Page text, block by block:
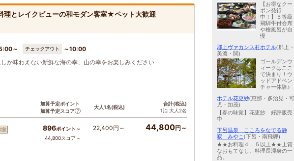
理とレイクビューの和モダン客室★ペット大歓迎
～ チェックアウト
～10:00
か味わえない新鮮な海の幸、山の幸をお楽しみください
加算予定ポイント
加算予定スコア
大人1名(税込)
合計(税込)
1泊 大人2名
室 896ポイント～
44,800スコア～
22,400円～ 44,800円～
【お得なクー
ポン発行
中！】５等級
飛騨牛付会席
や檜風呂が自
慢
郡上ヴァカンス村ホテル(郡上・
美濃・関)
ゴールデンウ
ィークはここ
で決まり！ウ
ッドアドベン
チャー体験♪
ホテル花更紗(恵那・多治見・可
児・加茂)
【春の味覚】花更紗 好評販売
中
下呂温泉 こころをなでる静
寂 みやこ (下呂・南飛騨)
★★お料理４．５以上★★上質
なおもてなし。料理長渾身の一
品。